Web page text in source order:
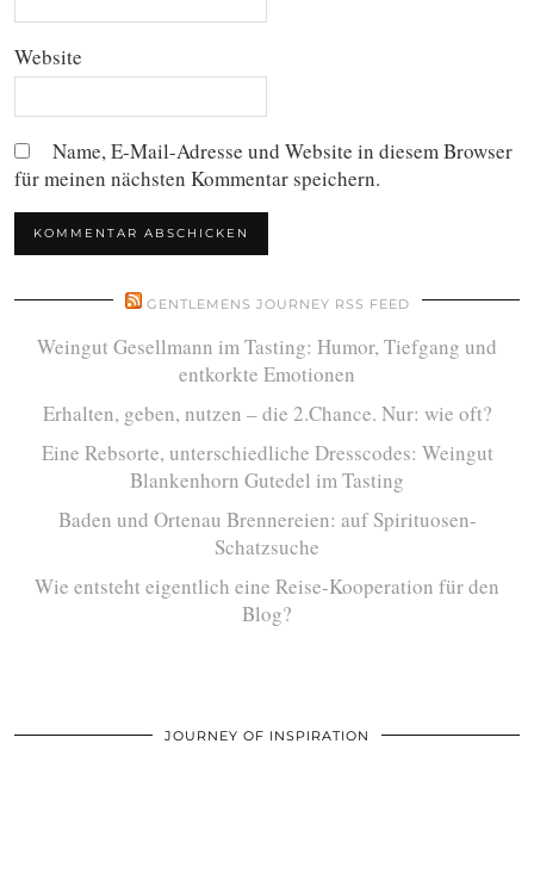
Website
Name, E-Mail-Adresse und Website in diesem Browser
für meinen nächsten Kommentar speichern.
GENTLEMENS JOURNEY RSS FEED
Weingut Gesellmann im Tasting: Humor, Tiefgang und
entkorkte Emotionen
Erhalten, geben, nutzen – die 2.Chance. Nur: wie oft?
Eine Rebsorte, unterschiedliche Dresscodes: Weingut
Blankenhorn Gutedel im Tasting
Baden und Ortenau Brennereien: auf Spirituosen-
Schatzsuche
Wie entsteht eigentlich eine Reise-Kooperation für den
Blog?
JOURNEY OF INSPIRATION